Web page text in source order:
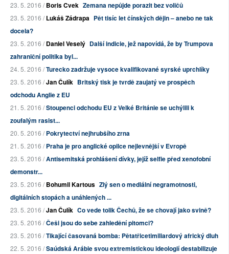
23. 5. 2016 /Boris Cvek Zemana nepůjde porazit bez voličů
23. 5. 2016 /Lukáš Zádrapa Pět tisíc let čínských dějin – anebo ne tak
docela?
23. 5. 2016 /Daniel Veselý Další indicie, jež napovídá, že by Trumpova
zahraniční politika byl...
24. 5. 2016 /Turecko zadržuje vysoce kvalifikované syrské uprchlíky
23. 5. 2016 /Jan Čulík Britský tisk je tvrdě zaujatý ve prospěch
odchodu Anglie z EU
21. 5. 2016 /Stoupenci odchodu EU z Velké Británie se uchýlili k
zoufalým rasist...
20. 5. 2016 /Pokrytectví nejhrubšího zrna
21. 5. 2016 /Praha je pro anglické opilce nejlevnější v Evropě
23. 5. 2016 /Antisemitská prohlášení dívky, jejíž selfie před xenofobní
demonstr...
23. 5. 2016 /Bohumil Kartous Zlý sen o mediální negramotnosti,
digitálních stopách a unáhlených ...
23. 5. 2016 /Jan Čulík Co vede tolik Čechů, že se chovají jako svině?
23. 5. 2016 /Češi jsou do sebe zahledění pitomci?
23. 5. 2016 /Tikající časovaná bomba: Pětatřicetimiliardový africký dluh
22. 5. 2016 /Saúdská Arábie svou extremistickou ideologií destabilizuje